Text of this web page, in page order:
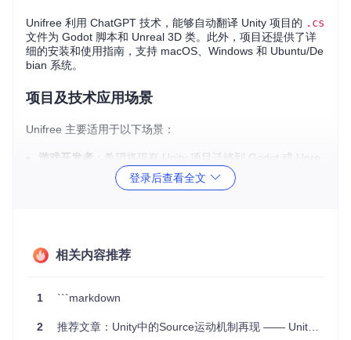
Unifree 利用 ChatGPT 技术，能够自动翻译 Unity 项目的 .cs
文件为 Godot 脚本和 Unreal 3D 类。此外，项目还提供了详
细的安装和使用指南，支持 macOS、Windows 和 Ubuntu/De
bian 系统。
项目及技术应用场景
Unifree 主要适用于以下场景：
游戏开发者
：希望将现有 Unity 项目迁移到 Godot 或 Unre
al Engine，以利用不同引擎的特性和优势。
：对游戏引擎迁移技术感兴趣，希望参与开源项
多平台支持：提供 macOS、Windows 和 Ubuntu/Debian
社区驱动：项目由社区驱动，鼓励用户反馈和贡献，共同推
登录后查看全文
相关内容推荐
1 ```markdown
2 推荐文章：Unity中的Source运动机制再现 —— Unity Source Movement